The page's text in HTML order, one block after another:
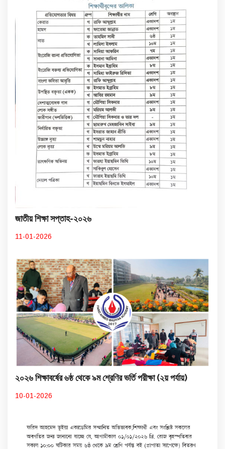
জাতীয় শিক্ষা সপ্তাহ-২০২৬
11-01-2026
২০২৬ শিক্ষাবর্ষের ৬ষ্ঠ থেকে ৯ম শ্রেণির ভর্তি পরীক্ষা (২য় পর্যায়)
10-01-2026